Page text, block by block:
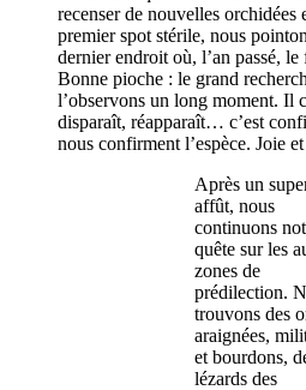
recenser de nouvelles orchidées
premier spot stérile, nous
dernier endroit où, l’an passé,
Bonne pioche : le grand
l’observons un long moment. Il
disparaît, réapparaît… c’est
nous confirment l’espèce. Joie
Après un
affût, nous
continuons
quête sur les
zones de
prédilection.
trouvons des
araignées,
et bourdons,
lézards des